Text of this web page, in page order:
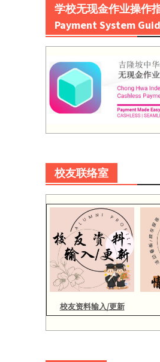
学校无现金作业操作
Payment System
校友联络室
校友资料输入/更新